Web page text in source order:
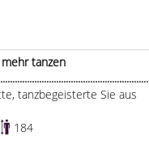
tanzen
tanzbegeisterte Sie aus
184